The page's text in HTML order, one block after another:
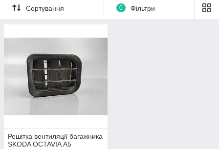
Сортування 0 Фільтри
Решітка вентиляції багажника
SKODA OCTAVIA А5